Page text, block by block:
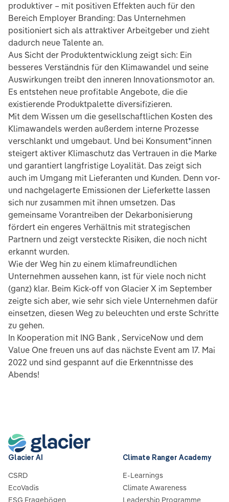
produktiver – mit positiven Effekten auch für den
Bereich Employer Branding: Das Unternehmen
positioniert sich als attraktiver Arbeitgeber und zieht
dadurch neue Talente an.
Aus Sicht der Produktentwicklung zeigt sich: Ein
besseres Verständnis für den Klimawandel und seine
Auswirkungen treibt den inneren Innovationsmotor an.
Es entstehen neue profitable Angebote, die die
existierende Produktpalette diversifizieren.
Mit dem Wissen um die gesellschaftlichen Kosten des
Klimawandels werden außerdem interne Prozesse
verschlankt und umgebaut. Und bei Konsument*innen
steigert aktiver Klimaschutz das Vertrauen in die Marke
und garantiert langfristige Loyalität. Das zeigt sich
auch im Umgang mit Lieferanten und Kunden. Denn vor-
und nachgelagerte Emissionen der Lieferkette lassen
sich nur zusammen mit ihnen umsetzen. Das
gemeinsame Vorantreiben der Dekarbonisierung
fördert ein engeres Verhältnis mit strategischen
Partnern und zeigt versteckte Risiken, die noch nicht
erkannt wurden.
Wie der Weg hin zu einem klimafreundlichen
Unternehmen aussehen kann, ist für viele noch nicht
(ganz) klar. Beim Kick-off von Glacier X im September
zeigte sich aber, wie sehr sich viele Unternehmen dafür
einsetzen, diesen Weg zu beleuchten und erste Schritte
zu gehen.
In Kooperation mit ING Bank , ServiceNow und dem
Value One freuen uns auf das nächste Event am 17. Mai
2022 und sind gespannt auf die Erkenntnisse des
Abends!
Glacier AI
CSRD
EcoVadis
ESG Fragebögen
Climate Ranger Academy
E-Learnings
Climate Awareness
Leadership Programme